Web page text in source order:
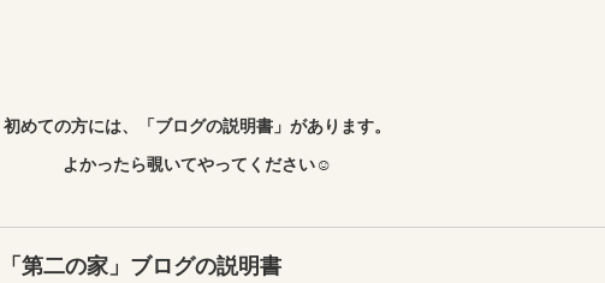
初めての方には、「ブログの説明書」があります。
よかったら覗いてやってください☺︎
「第二の家」ブログの説明書